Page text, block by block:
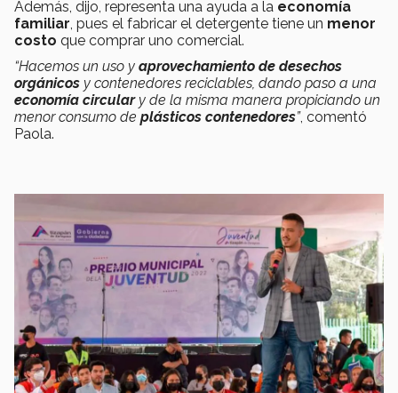
Además, dijo, representa una ayuda a la economía
familiar, pues el fabricar el detergente tiene un menor
costo que comprar uno comercial.
“Hacemos un uso y aprovechamiento de desechos
orgánicos y contenedores reciclables, dando paso a una
economía circulary de la misma manera propiciando un
menor consumo de plásticos contenedores”, comentó
Paola.